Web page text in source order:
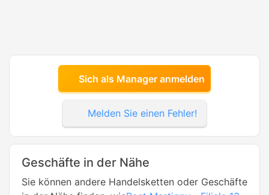
Sich als Manager anmelden
Melden Sie einen Fehler!
Geschäfte in der Nähe
Sie können andere Handelsketten oder Geschäfte